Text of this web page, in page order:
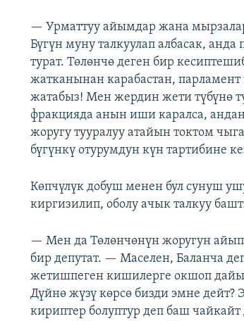
— Урматтуу айымдар жана
Бүгүн муну талкуулап албасак,
турат. Төлөнчө деген бир
жатканынан карабастан,
жатабыз! Мен жердин жети түбүнө
фракцияда анын иши каралса,
жоругу тууралуу атайын токтом
бүгүнкү отурумдун күн тартибине
Көпчүлүк добуш менен бул сунуш
киргизилип, оболу ачык талкуу
— Мен да Төлөнчөнүн жоругун
бир депутат. — Маселен, Баланча
жетишпеген кишилерге окшоп
Дүйнө жүзү көрсө бизди эмне дейт?
кириптер болуптур деп баш